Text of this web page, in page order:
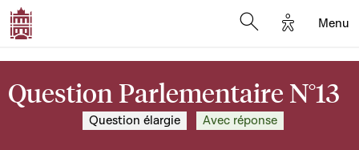
Options
Menu
Question Parlementaire N°13
Question élargie Avec réponse